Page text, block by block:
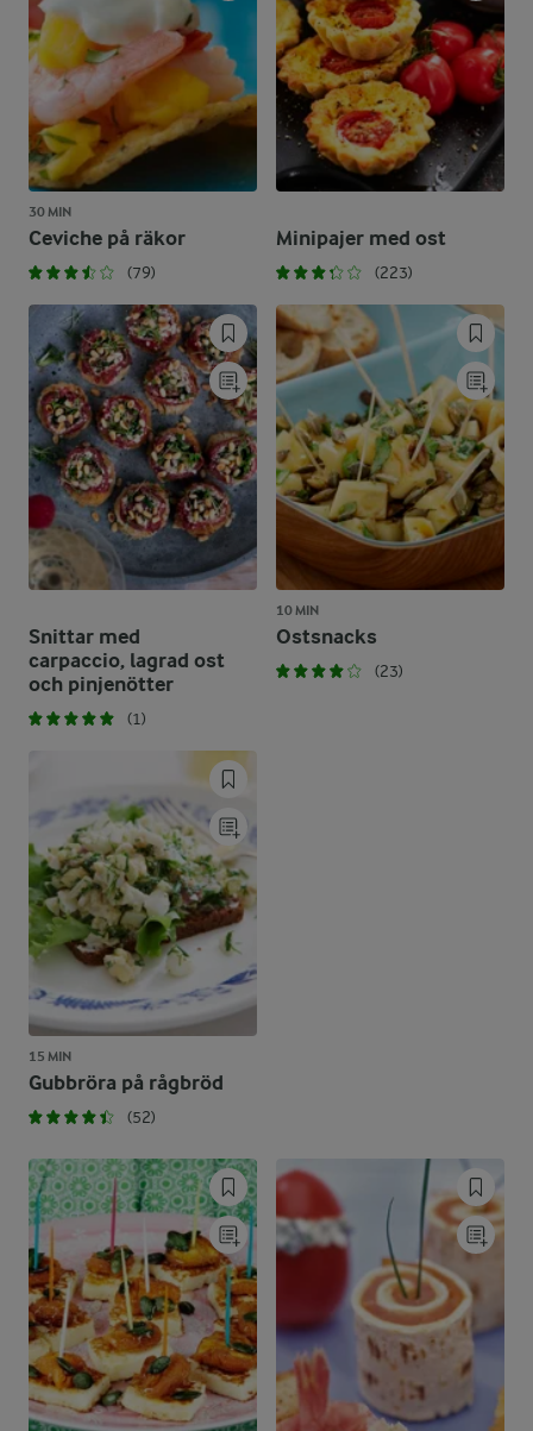
30 MIN
Ceviche på räkor
(79)
Minipajer med ost
(223)
Snittar med
carpaccio, lagrad ost
och pinjenötter
(1)
10 MIN
Ostsnacks
(23)
15 MIN
Gubbröra på rågbröd
(52)